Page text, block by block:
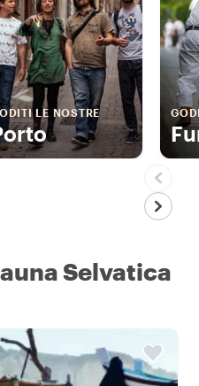
LE NOSTRE
Selvatica